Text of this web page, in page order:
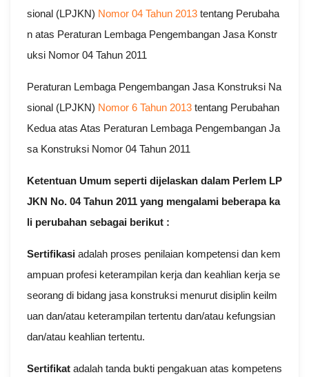
sional (LPJKN) Nomor 04 Tahun 2013 tentang Perubaha
n atas Peraturan Lembaga Pengembangan Jasa Konstr
uksi Nomor 04 Tahun 2011
Peraturan Lembaga Pengembangan Jasa Konstruksi Na
sional (LPJKN) Nomor 6 Tahun 2013 tentang Perubahan
Kedua atas Atas Peraturan Lembaga Pengembangan Ja
sa Konstruksi Nomor 04 Tahun 2011
Ketentuan Umum seperti dijelaskan dalam Perlem LP
JKN No. 04 Tahun 2011 yang mengalami beberapa ka
li perubahan sebagai berikut :
Sertifikasi adalah proses penilaian kompetensi dan kem
ampuan profesi keterampilan kerja dan keahlian kerja se
seorang di bidang jasa konstruksi menurut disiplin keilm
uan dan/atau keterampilan tertentu dan/atau kefungsian
dan/atau keahlian tertentu.
Sertifikat adalah tanda bukti pengakuan atas kompetens